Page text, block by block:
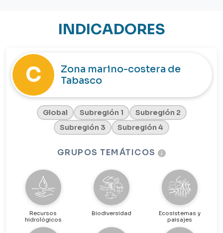
INDICADORES
C
Zona marino-costera de
Tabasco
Global Subregión 1
Subregión 2
Subregión 3
Subregión 4
GRUPOS TEMÁTICOS
Recursos
hidrológicos
Biodiversidad
Ecosistemas y
paisajes